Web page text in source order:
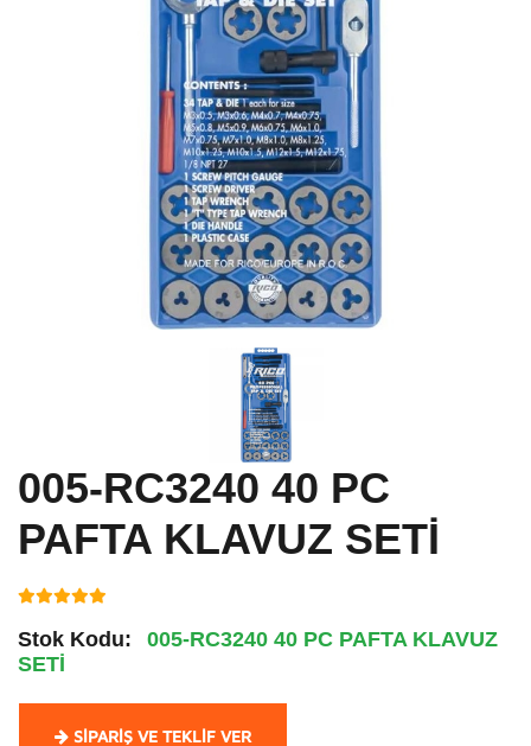
005-RC3240 40 PC
PAFTA KLAVUZ SETİ
Stok Kodu:
005-RC3240 40 PC PAFTA KLAVUZ
SETİ
SIPARIŞ VE TEKLIF VER